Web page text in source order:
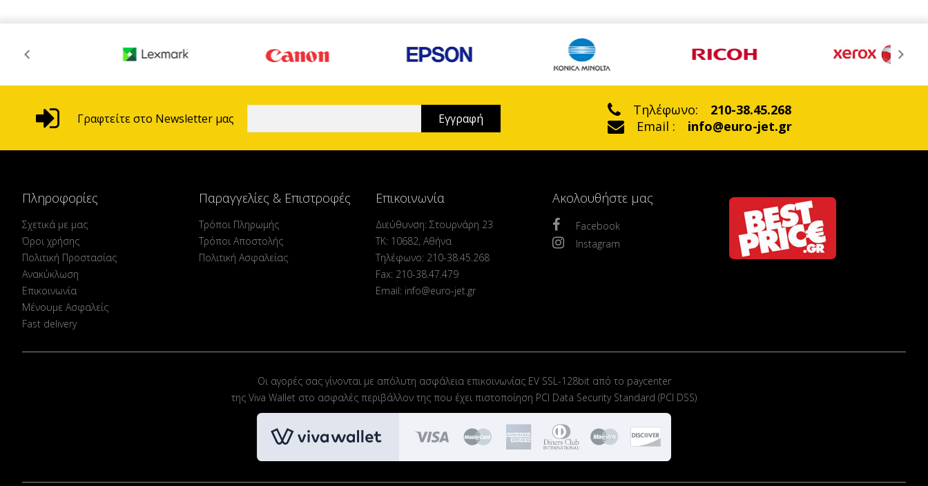
Γραφτείτε στο Newsletter μας
Τηλέφωνο:
210-38.45.268
Email :
info@euro-jet.gr
Πληροφορίες
Σχετικά με μας
Όροι χρήσης
Πολιτική Προστασίας
Ανακύκλωση
Επικοινωνία
Μένουμε Ασφαλείς
Fast delivery
Παραγγελίες & Επιστροφές
Τρόποι Πληρωμής
Τρόποι Αποστολής
Πολιτική Ασφαλείας
Επικοινωνία
Διεύθυνση: Στουρνάρη 23
ΤΚ: 10682, Αθήνα
Τηλέφωνο: 210-38.45.268
Fax: 210-38.47.479
Email: info@euro-jet.gr
Ακολουθήστε μας
Facebook
Instagram
Οι αγορές σας γίνονται με απόλυτη ασφάλεια επικοινωνίας EV SSL-128bit από το paycenter
της Viva Wallet στο ασφαλές περιβάλλον της που έχει πιστοποίηση PCI Data Security Standard (PCI DSS)